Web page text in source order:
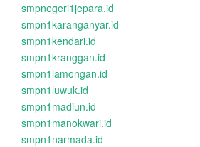
smpnegeri1jepara.id
smpn1karanganyar.id
smpn1kendari.id
smpn1kranggan.id
smpn1lamongan.id
smpn1luwuk.id
smpn1madiun.id
smpn1manokwari.id
smpn1narmada.id